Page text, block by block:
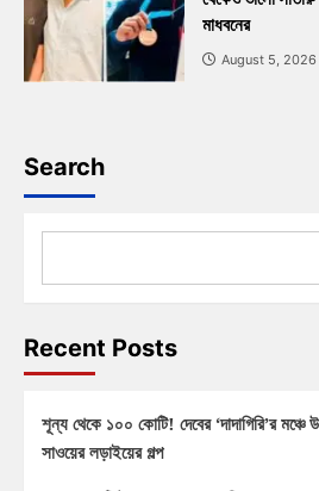
মাধবনের
August 5, 2026
Search
Recent Posts
শূন্য থেকে ১০০ কোটি! দেবের ‘দাদাগিরি’র মঞ্চে
সাওয়ের লড়াইয়ের গল্প